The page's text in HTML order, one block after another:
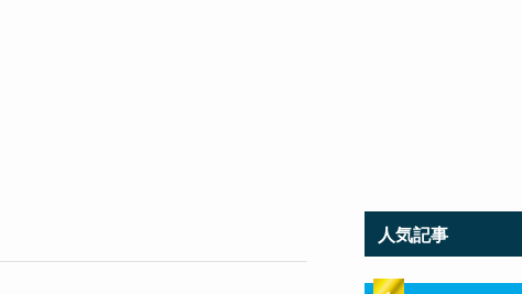
人気記事